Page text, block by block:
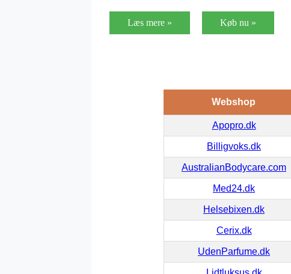
Læs mere » Køb nu »
Webshop
Apopro.dk
Billigvoks.dk
AustralianBodycare.com
Med24.dk
Helsebixen.dk
Cerix.dk
UdenParfume.dk